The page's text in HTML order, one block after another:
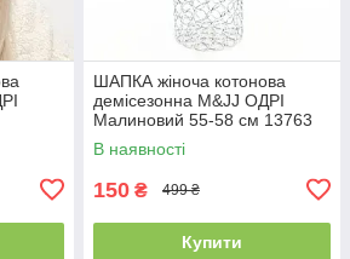
ШАПКА жіноча котонова
демісезонна M&JJ ОДРІ
Малиновий 55-58 см 13763
В наявності
150 ₴ 499 ₴
Купити